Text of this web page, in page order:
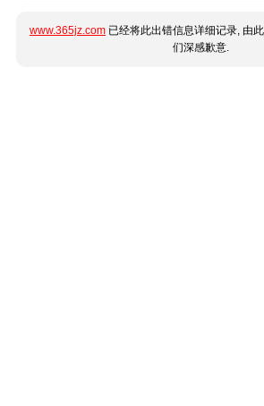
www.365jz.com 已经将此出错信息详细记录, 由
们深感歉意.